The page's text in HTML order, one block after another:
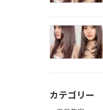
カテゴリー